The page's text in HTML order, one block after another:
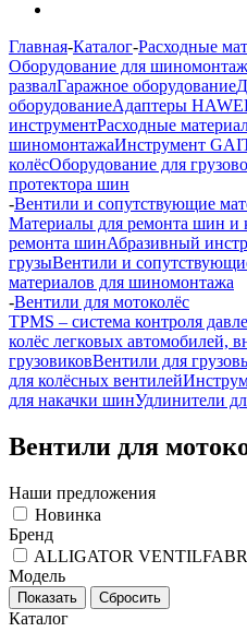
Главная-Каталог-Расходные
Оборудование для
развалГаражное оборудование
оборудованиеАдаптеры
инструментРасходные
шиномонтажаИнструмент
колёсОборудование для
протектора шин
-Вентили и сопутствующие
Материалы для ремонта шин и
ремонта шинАбразивный
грузыВентили и
материалов для шиномонтажа
-Вентили для мотоколёс
TPMS – система контроля
колёс легковых автомобилей,
грузовиковВентили для
для колёсных вентилей
для накачки шинУдлинители
Вентили для
Наши предложения
Новинка
Бренд
ALLIGATOR
Модель
Каталог